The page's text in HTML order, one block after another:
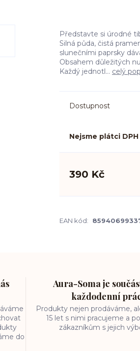
Představte si úrodné
Silná půda, čistá
slunečními paprsky
Obsahem důležitých
Každý jednotl... celý
Dostupnost
Nejsme plátci DPH
390 Kč
EAN kód:
do
Aura-Soma je
každodenní
Produkty nejen prodáváme,
15 let s nimi pracujeme a
zákazníkům s jejich